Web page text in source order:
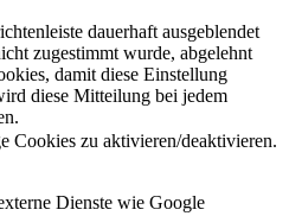
dauerhaft ausgeblendet
zugestimmt wurde, abgelehnt
damit diese Einstellung
diese Mitteilung bei jedem
Cookies zu aktivieren/deaktivieren.
Dienste wie Google